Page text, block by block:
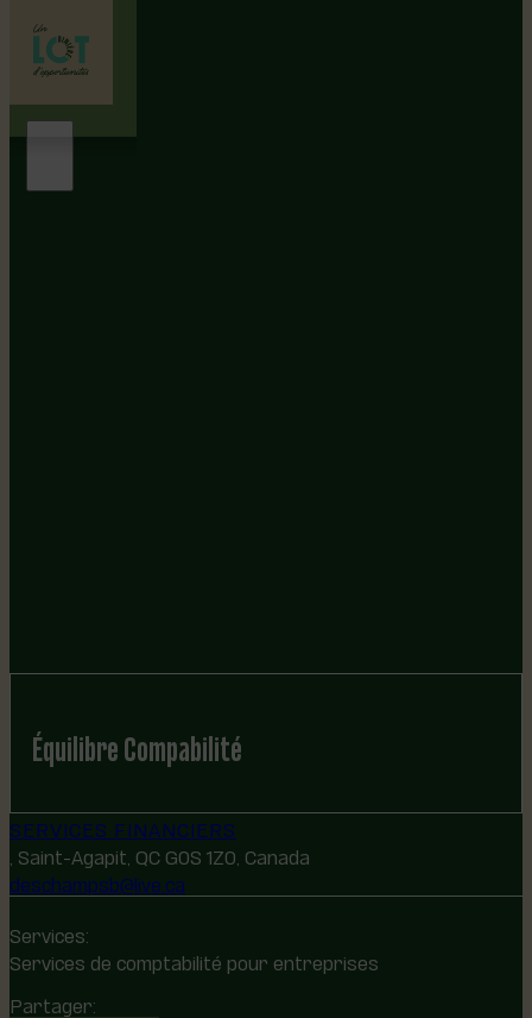
Équilibre Compabilité
SERVICES FINANCIERS
, Saint-Agapit, QC G0S 1Z0, Canada
deschampsb@live.ca
Services:
Services de comptabilité pour entreprises
Partager: